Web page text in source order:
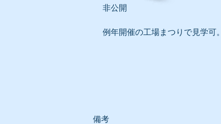
非公開
例年開催の工場まつりで見学可。
​備考